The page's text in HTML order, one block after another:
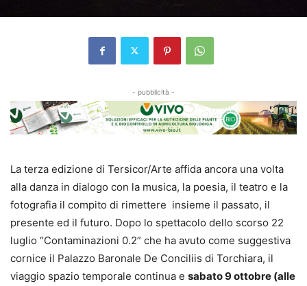
- pubblicità -
La terza edizione di Tersicor/Arte affida ancora una volta
alla danza in dialogo con la musica, la poesia, il teatro e la
fotografia il compito di rimettere insieme il passato, il
presente ed il futuro. Dopo lo spettacolo dello scorso 22
luglio “Contaminazioni 0.2” che ha avuto come suggestiva
cornice il Palazzo Baronale De Conciliis di Torchiara, il
viaggio spazio temporale continua e sabato 9 ottobre (alle